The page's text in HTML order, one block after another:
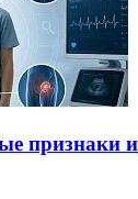
признаки